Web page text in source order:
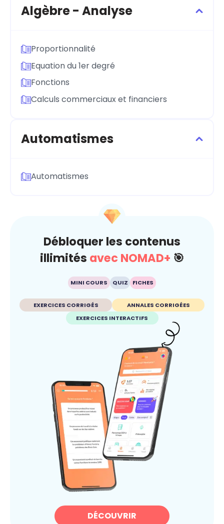
Algèbre - Analyse
Proportionnalité
Equation du 1er degré
Fonctions
Calculs commerciaux et financiers
Automatismes
Automatismes
Débloquer les contenus
illimités avec NOMAD+ 🎯
MINI COURS QUIZ FICHES
EXERCICES CORRIGÉS
ANNALES CORRIGÉES
EXERCICES INTERACTIFS
DÉCOUVRIR